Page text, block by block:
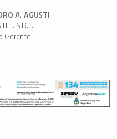
A. AGUSTI
L. S.R.L.
Gerente